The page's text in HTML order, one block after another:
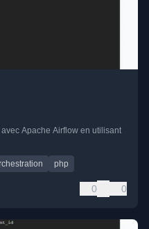
Apache Airflow en utilisant
php
0 0